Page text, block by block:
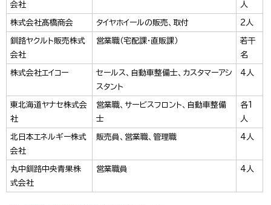
会社
人
株式会社髙橋商会 タイヤホイールの販売、取付 2人
釧路ヤクルト販売株式
会社
営業職（宅配課・直販課）
若干
名
株式会社エイコー
セールス、自動車整備士、カスタマーアシ
スタント
4人
東北海道ヤナセ株式会
社
営業職、サービスフロント、自動車整備
士
各1
人
北日本エネルギー株式
会社
販売員、営業職、管理職 4人
丸中釧路中央青果株
式会社
営業職員 4人